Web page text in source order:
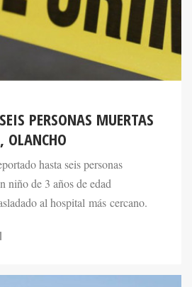
PERSONAS MUERTAS
OLANCHO
hasta seis personas
niño de 3 años de edad
al hospital más cercano.